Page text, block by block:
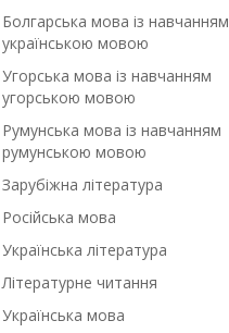
Болгарська мова із навчанням
українською мовою
Угорська мова із навчанням
угорською мовою
Румунська мова із навчанням
румунською мовою
Зарубіжна література
Російська мова
Українська література
Літературне читання
Українська мова